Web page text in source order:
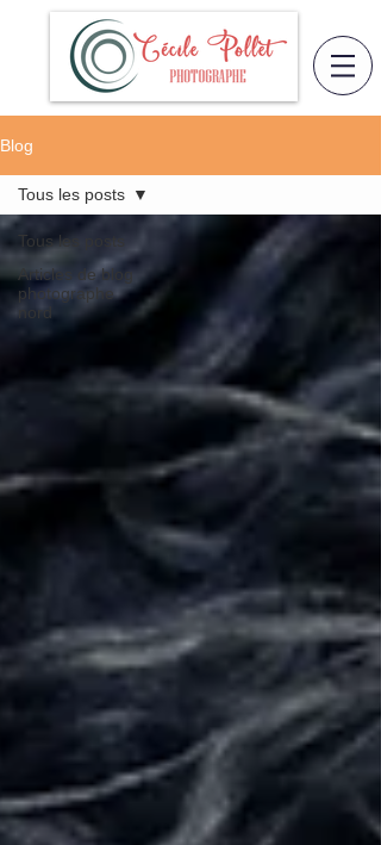
Blog
Tous les posts
Articles de blog
photographe
nord
Tous les posts